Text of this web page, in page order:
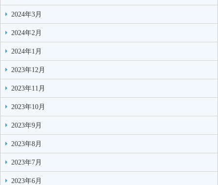
2024年3月
2024年2月
2024年1月
2023年12月
2023年11月
2023年10月
2023年9月
2023年8月
2023年7月
2023年6月